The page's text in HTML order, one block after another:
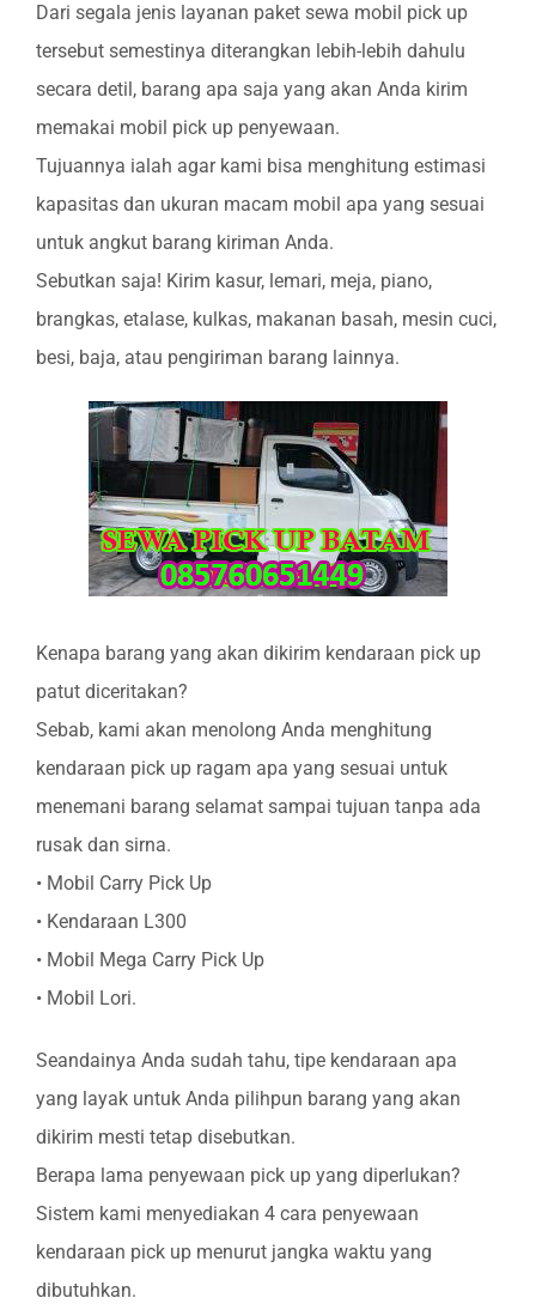
Dari segala jenis layanan paket sewa mobil pick up
tersebut semestinya diterangkan lebih-lebih dahulu
secara detil, barang apa saja yang akan Anda kirim
memakai mobil pick up penyewaan.
Tujuannya ialah agar kami bisa menghitung estimasi
kapasitas dan ukuran macam mobil apa yang sesuai
untuk angkut barang kiriman Anda.
Sebutkan saja! Kirim kasur, lemari, meja, piano,
brangkas, etalase, kulkas, makanan basah, mesin cuci,
besi, baja, atau pengiriman barang lainnya.
Kenapa barang yang akan dikirim kendaraan pick up
patut diceritakan?
Sebab, kami akan menolong Anda menghitung
kendaraan pick up ragam apa yang sesuai untuk
menemani barang selamat sampai tujuan tanpa ada
rusak dan sirna.
• Mobil Carry Pick Up
• Kendaraan L300
• Mobil Mega Carry Pick Up
• Mobil Lori.
Seandainya Anda sudah tahu, tipe kendaraan apa
yang layak untuk Anda pilihpun barang yang akan
dikirim mesti tetap disebutkan.
Berapa lama penyewaan pick up yang diperlukan?
Sistem kami menyediakan 4 cara penyewaan
kendaraan pick up menurut jangka waktu yang
dibutuhkan.